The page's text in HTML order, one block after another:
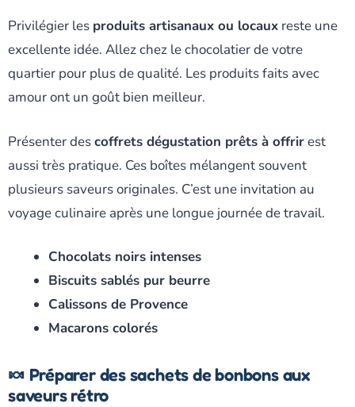
Privilégier les produits artisanaux ou locaux reste une
excellente idée. Allez chez le chocolatier de votre
quartier pour plus de qualité. Les produits faits avec
amour ont un goût bien meilleur.
Présenter descoffrets dégustation prêts à offrirest
aussi très pratique. Ces boîtes mélangent souvent
plusieurs saveurs originales. C’est une invitation au
voyage culinaire après une longue journée de travail.
Chocolats noirs intenses
Biscuits sablés pur beurre
Calissons de Provence
Macarons colorés
🍬 Préparer des sachets de bonbons aux
saveurs rétro